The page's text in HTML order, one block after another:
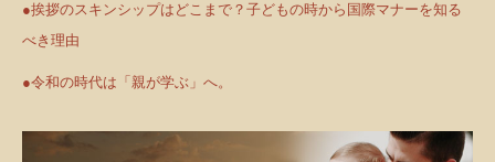
●挨拶のスキンシップはどこまで？子どもの時から国際マナーを知る
べき理由
●令和の時代は「親が学ぶ」へ。